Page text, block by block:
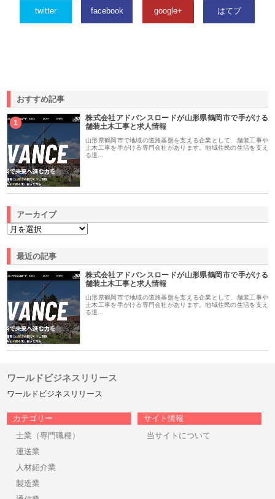
twitter facebook google+ はてブ
おすすめ記事
1
株式会社アドバンスロードが山形県鶴岡市で手がける
舗装土木工事と求人情報
山形県鶴岡市で地域の道路基盤を支える企業として、舗装工事や
土木工事を手がける専門会社があります。地域住民の生活を支え
る道…
アーカイブ
最近の記事
株式会社アドバンスロードが山形県鶴岡市で手がける
舗装土木工事と求人情報
山形県鶴岡市で地域の道路基盤を支える企業として、舗装工事や
土木工事を手がける専門会社があります。地域住民の生活を支え
る道…
ワールドビジネスリリース
ワールドビジネスリリース
カテゴリー
士業（専門職種）
運送業
人材紹介業
製造業
サイト情報
当サイトについて